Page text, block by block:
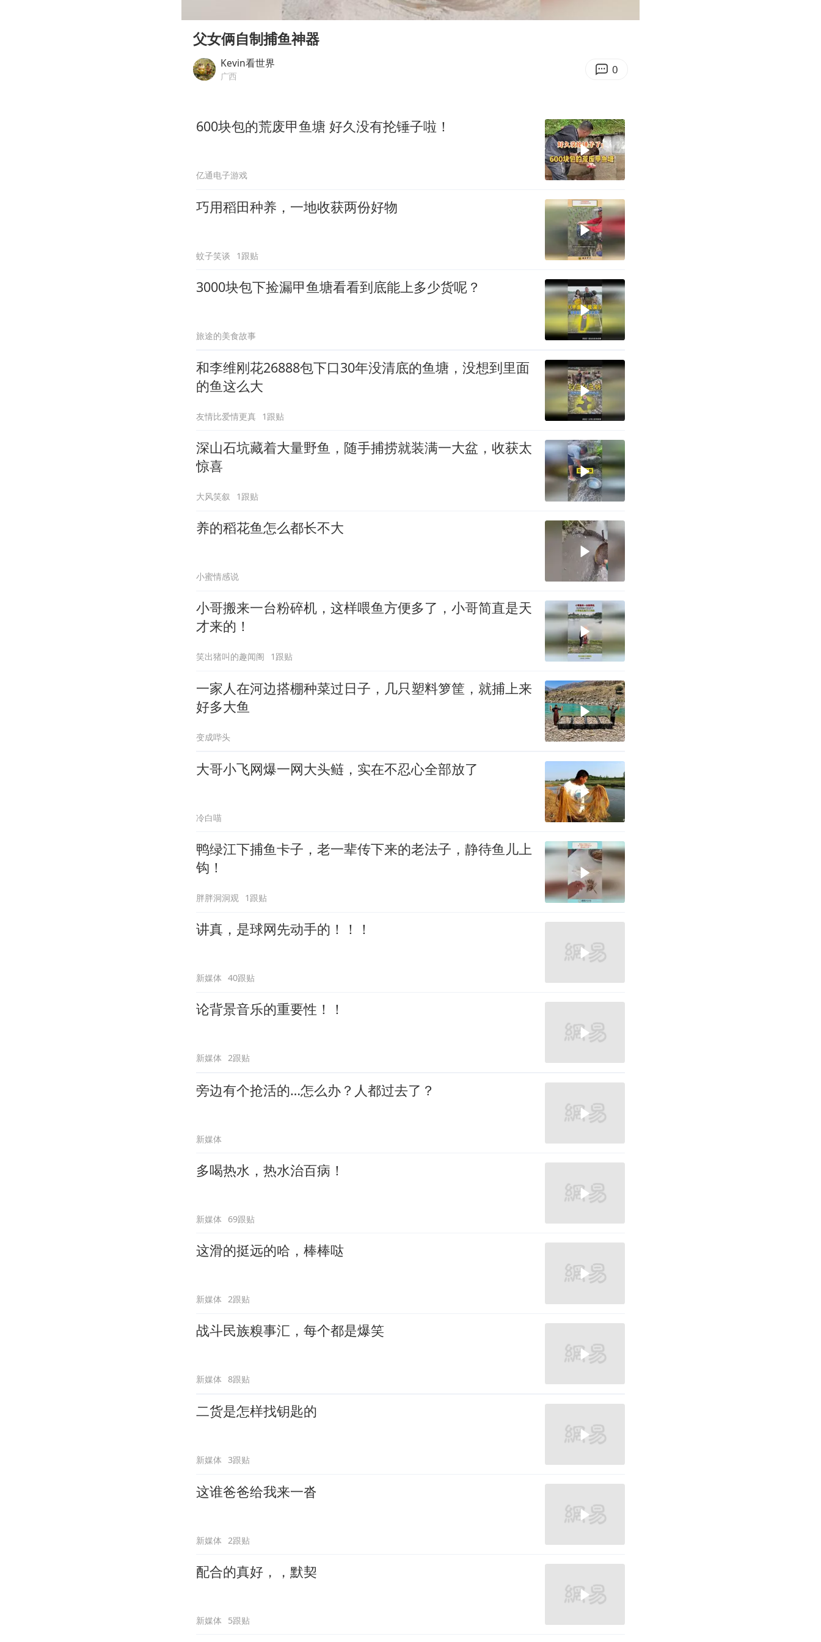
商场现钱学森巨幅海报 负责人回应
杭州全市有序停课
乐享全民健身 共筑健康中国
父女俩自制捕鱼神器
Kevin看世界
广西 0
600块包的荒废甲鱼塘 好久没有抡锤子啦！
亿通电子游戏
巧用稻田种养，一地收获两份好物
蚊子笑谈 1跟贴
3000块包下捡漏甲鱼塘看看到底能上多少货呢？
旅途的美食故事
和李维刚花26888包下口30年没清底的鱼塘，没想到里面
的鱼这么大
友情比爱情更真 1跟贴
深山石坑藏着大量野鱼，随手捕捞就装满一大盆，收获太
惊喜
大风笑叙 1跟贴
养的稻花鱼怎么都长不大
小蜜情感说
小哥搬来一台粉碎机，这样喂鱼方便多了，小哥简直是天
才来的！
笑出猪叫的趣闻阁 1跟贴
一家人在河边搭棚种菜过日子，几只塑料箩筐，就捕上来
好多大鱼
变成哔头
大哥小飞网爆一网大头鲢，实在不忍心全部放了
冷白喵
鸭绿江下捕鱼卡子，老一辈传下来的老法子，静待鱼儿上
钩！
胖胖洞洞观 1跟贴
讲真，是球网先动手的！！！
新媒体 40跟贴
论背景音乐的重要性！！
新媒体 2跟贴
旁边有个抢活的…怎么办？人都过去了？
新媒体
多喝热水，热水治百病！
新媒体 69跟贴
这滑的挺远的哈，棒棒哒
新媒体 2跟贴
战斗民族糗事汇，每个都是爆笑
新媒体 8跟贴
二货是怎样找钥匙的
新媒体 3跟贴
这谁爸爸给我来一沓
新媒体 2跟贴
配合的真好，，默契
新媒体 5跟贴